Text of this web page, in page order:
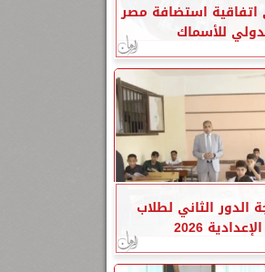
اتفاقية استضافة مصر
للأسماك
الدور الثاني لطلاب
2026